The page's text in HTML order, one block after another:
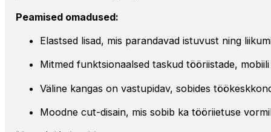
Peamised omadused:
Elastsed lisad, mis parandavad istuvust ning
Mitmed funktsionaalsed taskud tööriistade,
Väline kangas on vastupidav, sobides
Moodne cut-disain, mis sobib ka tööriietuse